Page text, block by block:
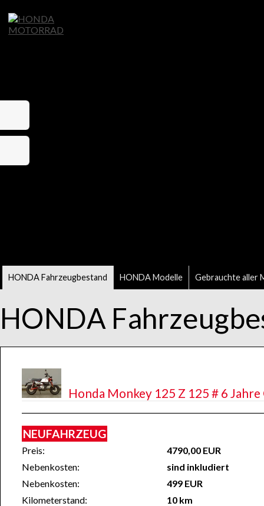
HONDA Fahrzeugbestand HONDA Modelle Gebrauchte aller
HONDA
Honda Monkey 125 Z 125 # 6 Jahre
NEUFAHRZEUG
Preis:
4790,00 EUR
Nebenkosten:
sind inkludiert
Nebenkosten:
499 EUR
Kilometerstand:
10 km